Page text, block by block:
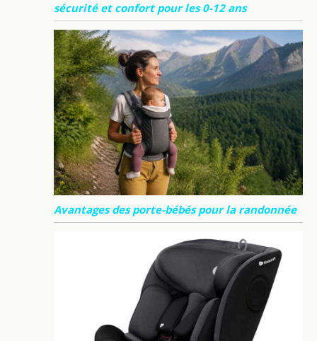
sécurité et confort pour les 0-12 ans
Avantages des porte-bébés pour la randonnée